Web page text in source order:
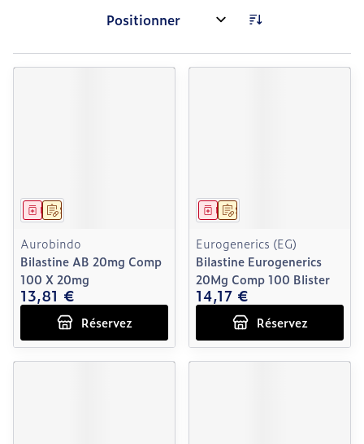
Trier par:
Sur prescription
Médicament
Aurobindo
Bilastine AB 20mg Comp
100 X 20mg
13,81 €
Réservez
Sur prescription
Médicament
Eurogenerics (EG)
Bilastine Eurogenerics
20Mg Comp 100 Blister
14,17 €
Réservez